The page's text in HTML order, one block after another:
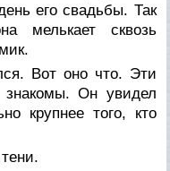
его свадьбы. Так
мелькает сквозь
Вот оно что. Эти
Он увидел
крупнее того, кто